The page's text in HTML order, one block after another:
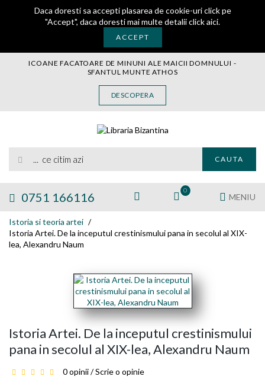
Daca doresti sa accepti plasarea de cookie-uri click pe
"Accept", daca doresti mai multe detaliiclick aici.
ACCEPT
ICOANE FACATOARE DE MINUNI ALE MAICII DOMNULUI -
SFANTUL MUNTE ATHOS
DESCOPERA
CAUTA
0751 166116 0
MENIU
AUTORI
EXPOZITII
TAMAIE
Istoria si teoria artei
Istoria Artei. De la inceputul crestinismului pana in secolul al XIX-
lea, Alexandru Naum
Istoria Artei. De la inceputul crestinismului
pana in secolul al XIX-lea, Alexandru Naum
0 opinii/Scrie o opinie